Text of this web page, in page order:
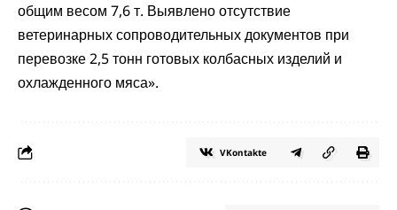
общим весом 7,6 т. Выявлено отсутствие
ветеринарных сопроводительных документов при
перевозке 2,5 тонн готовых колбасных изделий и
охлажденного мяса».
VKontakte